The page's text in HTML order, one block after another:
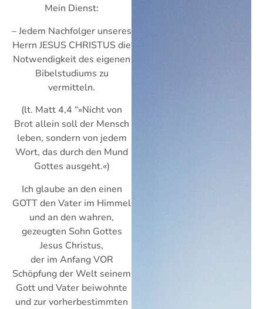
Mein Dienst:
– Jedem Nachfolger unseres
Herrn JESUS CHRISTUSdie
Notwendigkeit des eigenen
Bibelstudiums zu
vermitteln.
(lt. Matt 4,4 “»Nicht von
Brot allein soll der Mensch
leben, sondern von jedem
Wort, das durch den Mund
Gottes ausgeht.«)
Ich glaube an den einen
GOTT den Vater im Himmel
und an den wahren,
gezeugten Sohn Gottes
Jesus Christus,
der im Anfang VOR
Schöpfung der Welt seinem
Gott und Vater beiwohnte
und zur vorherbestimmten